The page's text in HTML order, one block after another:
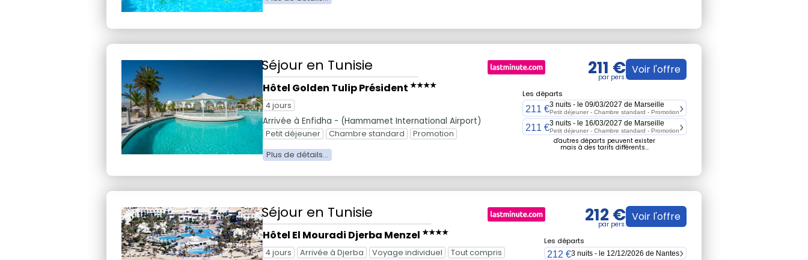
Séjour en Tunisie
Hôtel Golden Tulip Président ★★★★
4 jours
Arrivée à Enfidha - (Hammamet International Airport)
Petit déjeuner Chambre standard Promotion
211 € Voir l'offre
Les départs
211 €3 nuits - le 09/03/2027 de Marseille
Petit déjeuner - Chambre standard - Promotion
211 €3 nuits - le 16/03/2027 de Marseille
Petit déjeuner - Chambre standard - Promotion
d'autres départs peuvent exister
mais à des tarifs différents...
Séjour en Tunisie
Hôtel El Mouradi Djerba Menzel ★★★★
4 jours
Arrivée à Djerba Voyage individuel
Tout compris
212 € Voir l'offre
Les départs
212 €3 nuits - le 12/12/2026 de Nantes